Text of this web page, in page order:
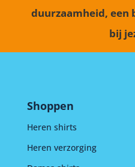
duurzaamheid, een
bij
Shoppen
Heren shirts
Heren verzorging